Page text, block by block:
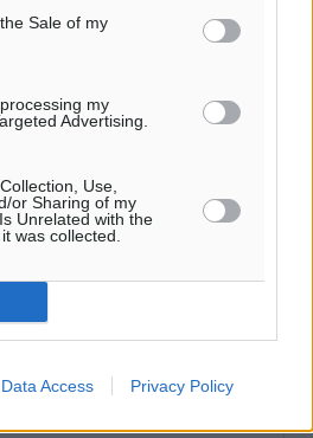
Sale of my
my
Advertising.
Use,
or Sharing of my
Unrelated with the
was collected.
Data Access Privacy Policy
αλλάζουν όψη με δωρεά
πρόσημο έως τώρα η χρονιά,
RV «Σε τρία χρόνια θα είμαστε
της χώρας» Δημοπρατείται